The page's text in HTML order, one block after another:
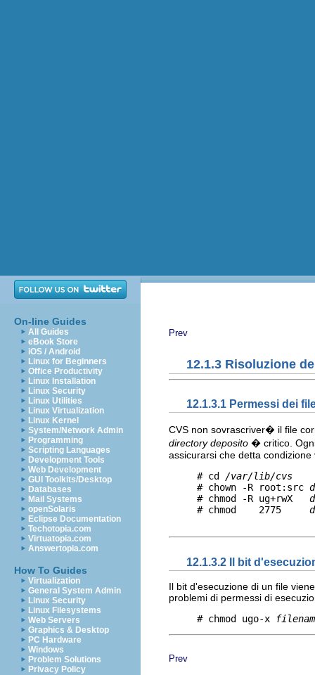
On-line Guides
All Guides
eBook Store
iOS / Android
Linux for Beginners
Office Productivity
Linux Installation
Linux Security
Linux Utilities
Linux Virtualization
Linux Kernel
System/Network Admin
Programming
Scripting Languages
Development Tools
Web Development
GUI Toolkits/Desktop
Databases
Mail Systems
openSolaris
Eclipse Documentation
Techotopia.com
Virtuatopia.com
Answertopia.com
How To Guides
Virtualization
General System Admin
Linux Security
Linux Filesystems
Web Servers
Graphics & Desktop
PC Hardware
Windows
Problem Solutions
Privacy Policy
Prev
12.1.3 Risoluzione
12.1.3.1 Permessi dei
CVS non sovrascriver� il file
directory deposito � critico.
assicurarsi che detta
     # cd
/var/lib/cvs
     # chown -R root:src
     # chmod -R ug+rwX
     # chmod    2775
12.1.3.2 Il bit
Il bit d'esecuzione di un file
problemi di permessi di
     # chmod ugo-x
Prev